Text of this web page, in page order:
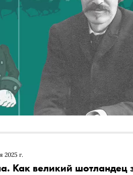
2025 г.
Как великий шотландец